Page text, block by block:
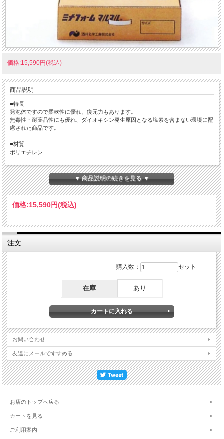
価格:15,590円(税込)
商品説明
■特長
発泡体ですので柔軟性に優れ、復元力もあります。
無毒性・耐薬品性にも優れ、ダイオキシン発生原因となる塩素を含まない環境に配
慮された商品です。
■材質
ポリエチレン
■用途
目地のバックアップ材
▼ 商品説明の続きを見る ▼
価格:15,590円(税込)
注文
購入数： セット
在庫 あり
お問い合わせ
友達にメールですすめる
お店のトップへ戻る
カートを見る
ご利用案内